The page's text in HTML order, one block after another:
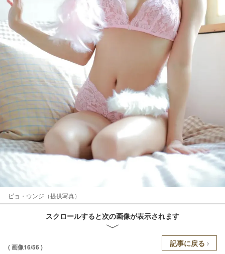
ピョ・ウンジ（提供写真）
スクロールすると次の画像が表示されます
( 画像16/56 ) 記事に戻る